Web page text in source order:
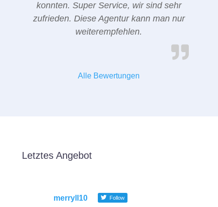
konnten. Super Service, wir sind sehr
zufrieden. Diese Agentur kann man nur
weiterempfehlen.
Alle Bewertungen
Letztes Angebot
merryll10 Follow